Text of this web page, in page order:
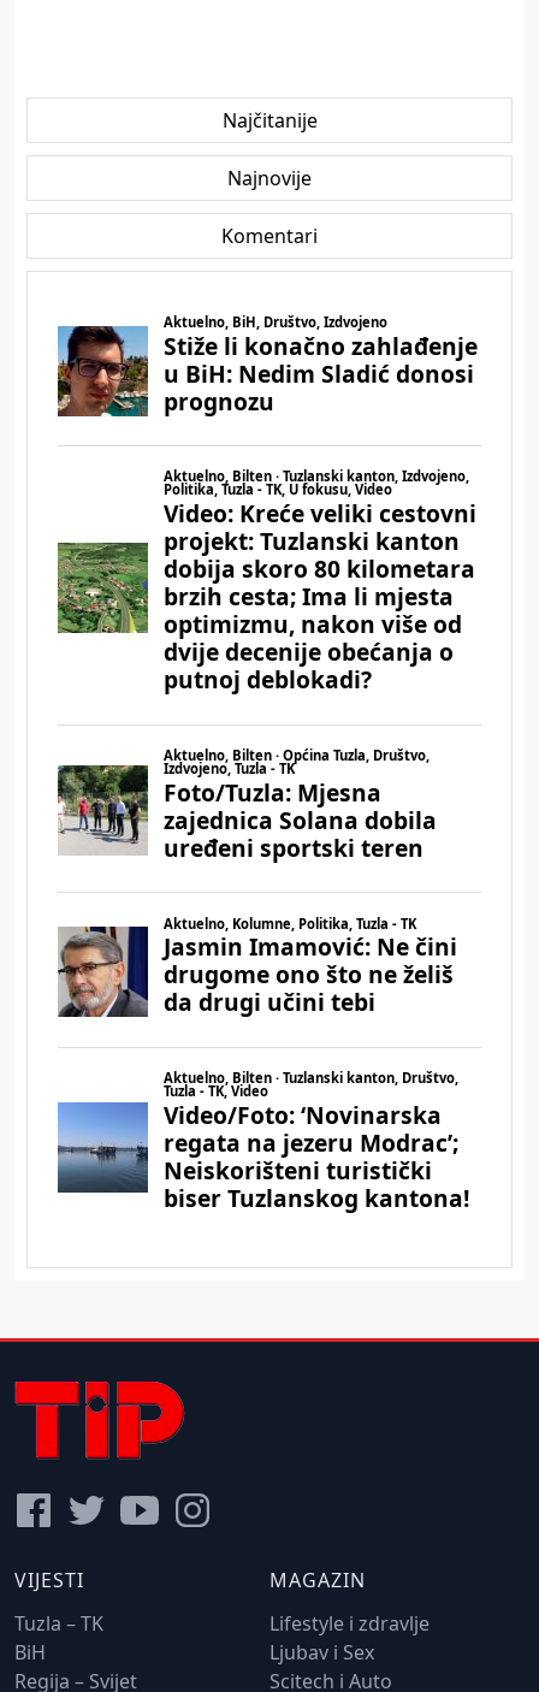
Najčitanije
Najnovije
Komentari
VIJESTI
Tuzla – TK
BiH
Regija – Svijet
MAGAZIN
Lifestyle i zdravlje
Ljubav i Sex
Scitech i Auto